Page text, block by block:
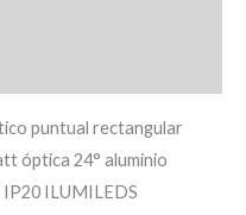
puntual rectangular
óptica 24° aluminio
ILUMILEDS